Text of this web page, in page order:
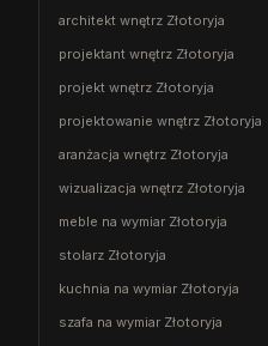
architekt wnętrz Złotoryja
projektant wnętrz Złotoryja
projekt wnętrz Złotoryja
projektowanie wnętrz Złotoryja
aranżacja wnętrz Złotoryja
wizualizacja wnętrz Złotoryja
meble na wymiar Złotoryja
stolarz Złotoryja
kuchnia na wymiar Złotoryja
szafa na wymiar Złotoryja